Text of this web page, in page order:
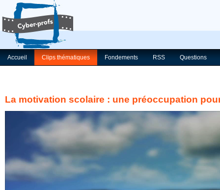
Accueil Clips thématiques Fondements RSS Questions
La motivation scolaire : une préoccupation